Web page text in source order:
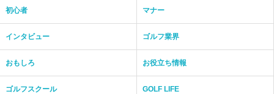
初心者 マナー
インタビュー ゴルフ業界
おもしろ お役立ち情報
ゴルフスクール GOLF LIFE